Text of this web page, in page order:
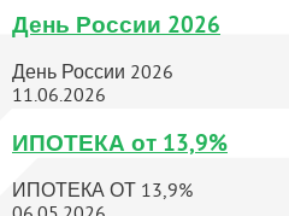
День России 2026
День России 2026
11.06.2026
ИПОТЕКА от 13,9%
ИПОТЕКА ОТ 13,9%